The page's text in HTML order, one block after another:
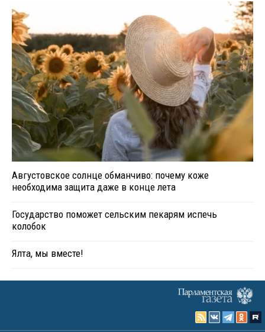
Августовское солнце обманчиво: почему коже
необходима защита даже в конце лета
Государство поможет сельским пекарям испечь
колобок
Ялта, мы вместе!